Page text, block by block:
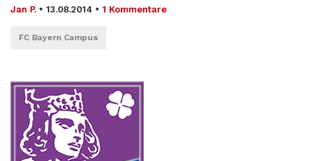
Jan P. • 13.08.2014 • 1 Kommentare
FC Bayern Campus